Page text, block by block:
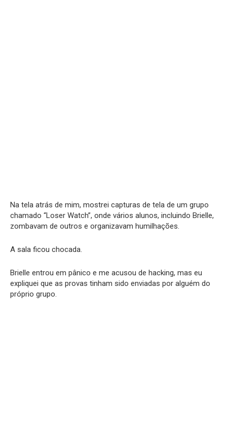
Na tela atrás de mim, mostrei capturas de tela de um grupo
chamado “Loser Watch”, onde vários alunos, incluindo Brielle,
zombavam de outros e organizavam humilhações.
A sala ficou chocada.
Brielle entrou em pânico e me acusou de hacking, mas eu
expliquei que as provas tinham sido enviadas por alguém do
próprio grupo.